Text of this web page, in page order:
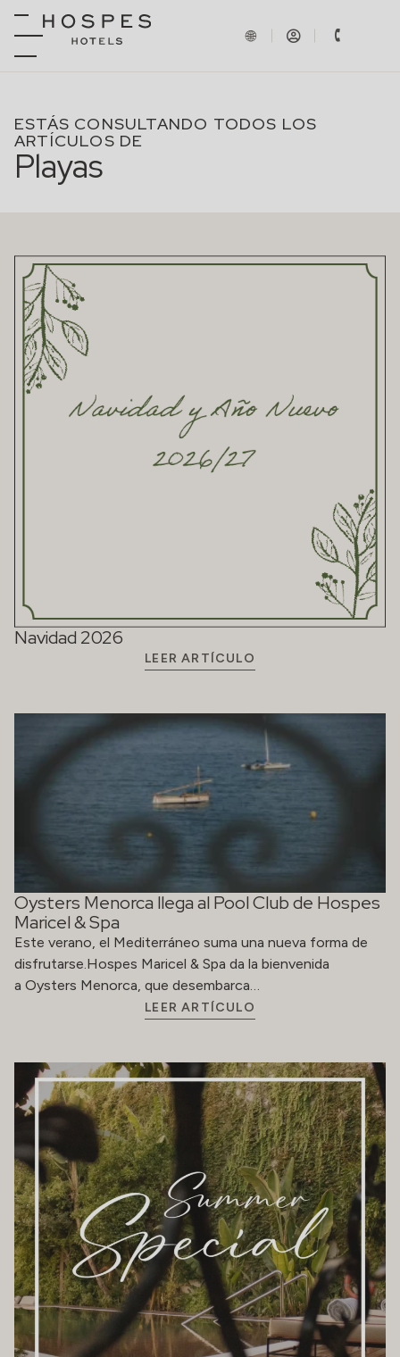
ESTÁS CONSULTANDO TODOS LOS
ARTÍCULOS DE
Playas
Navidad 2026
LEER ARTÍCULO
Oysters Menorca llega al Pool Club de Hospes
Maricel & Spa
Este verano, el Mediterráneo suma una nueva forma de
disfrutarse.Hospes Maricel & Spa da la bienvenida
a Oysters Menorca, que desembarca…
LEER ARTÍCULO